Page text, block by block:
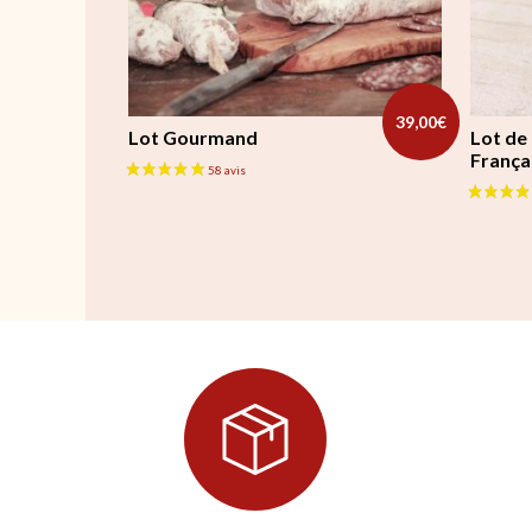
Lot Gourmand
39,00€
Ce produit a plusieurs variations. Les options
Lot de